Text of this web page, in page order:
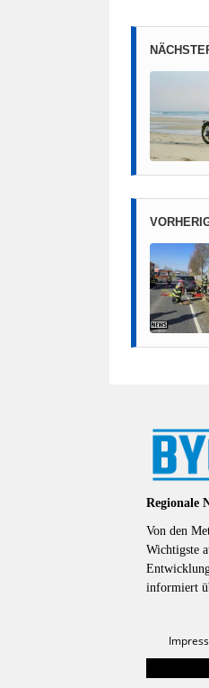
Regionale
Von den
Wichtigste
informiert